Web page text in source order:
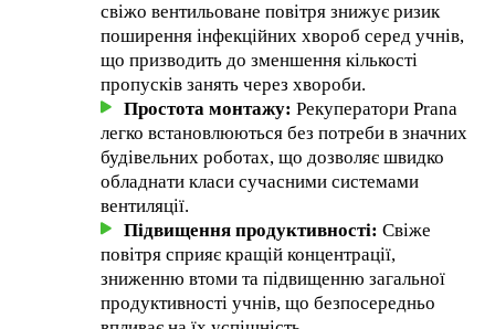
свіжо вентильоване повітря знижує ризик
поширення інфекційних хвороб серед учнів,
що призводить до зменшення кількості
пропусків занять через хвороби.
Простота монтажу: Рекуператори Prana
легко встановлюються без потреби в значних
будівельних роботах, що дозволяє швидко
обладнати класи сучасними системами
вентиляції.
Підвищення продуктивності: Свіже
повітря сприяє кращій концентрації,
зниженню втоми та підвищенню загальної
продуктивності учнів, що безпосередньо